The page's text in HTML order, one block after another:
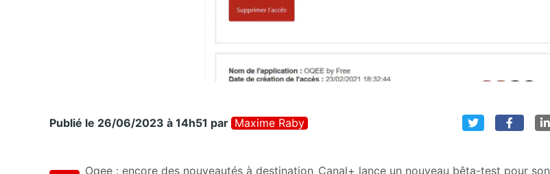
Publié le 26/06/2023 à 14h51 par Maxime Raby
Oqee : encore des nouveautés à destination Canal+ lance un nouveau bêta-test pour son